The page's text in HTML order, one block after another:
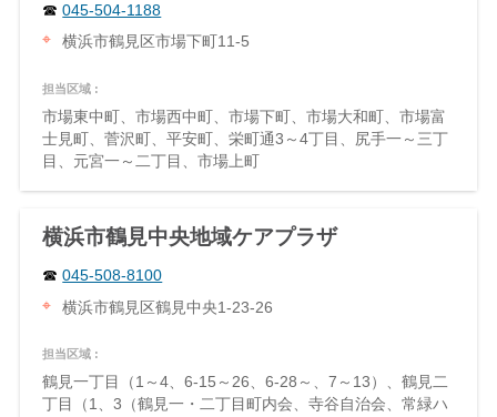
045-504-1188
横浜市鶴見区市場下町11-5
担当区域 :
市場東中町、市場西中町、市場下町、市場大和町、市場富
士見町、菅沢町、平安町、栄町通3～4丁目、尻手一～三丁
目、元宮一～二丁目、市場上町
横浜市鶴見中央地域ケアプラザ
045-508-8100
横浜市鶴見区鶴見中央1-23-26
担当区域 :
鶴見一丁目（1～4、6-15～26、6-28～、7～13）、鶴見二
丁目（1、3（鶴見一・二丁目町内会、寺谷自治会、常緑ハ